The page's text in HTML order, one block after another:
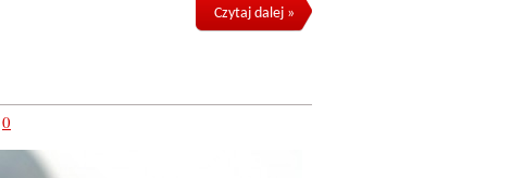
Czytaj dalej »
0